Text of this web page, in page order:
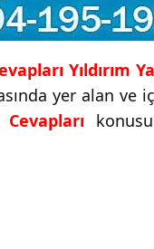
Yıldırım
yer alan ve